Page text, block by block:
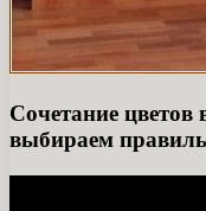
Сочетание цветов
выбираем